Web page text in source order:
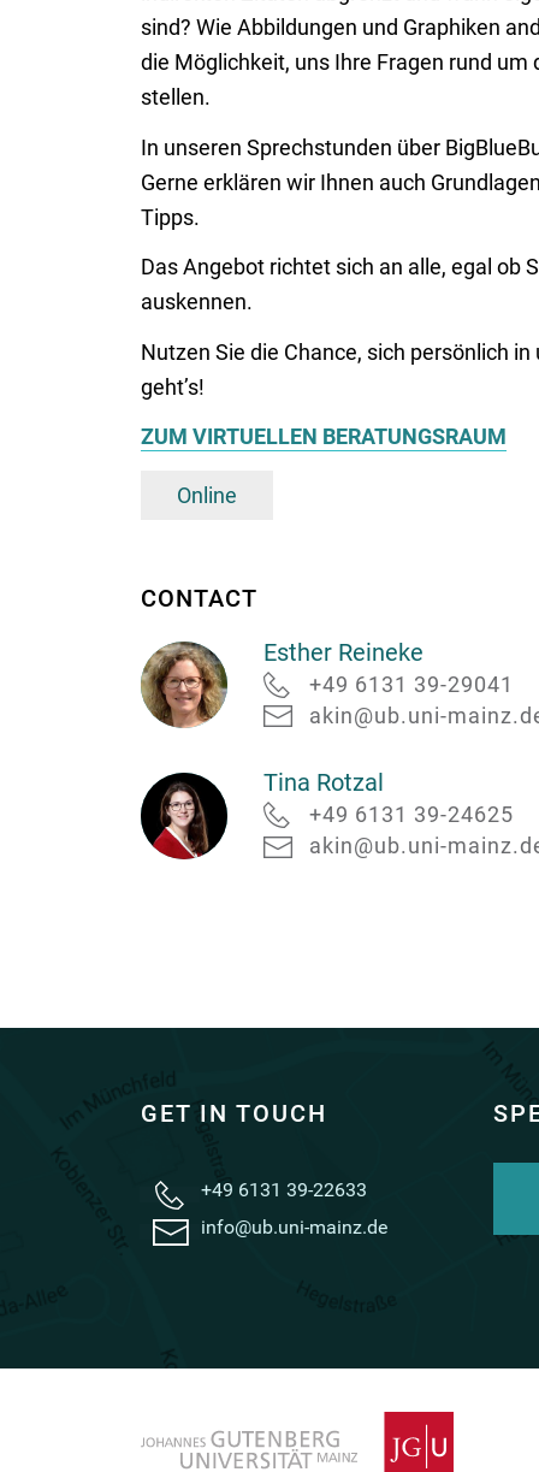
sind? Wie Abbildungen und Graphiken
die Möglichkeit, uns Ihre Fragen rund
stellen.
In unseren Sprechstunden über
Gerne erklären wir Ihnen auch
Tipps.
Das Angebot richtet sich an alle, egal ob
auskennen.
Nutzen Sie die Chance, sich persönlich
geht’s!
ZUM VIRTUELLEN BERATUNGSRAUM
Online
CONTACT
Reineke
Esther Reineke
+49 6131 39-29041
akin@ub.uni-
Tina Rotzal
+49 6131 39-24625
akin@ub.uni-
GET IN TOUCH
+49 6131 39-22633
info@ub.uni-mainz.de